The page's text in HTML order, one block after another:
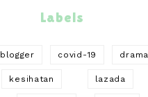
Labels
blogger covid-19 drama
kesihatan lazada